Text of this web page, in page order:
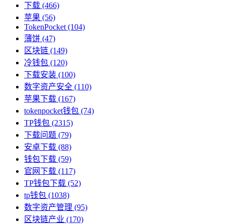
下载 (466)
苹果 (56)
TokenPocket (104)
薄饼 (47)
区块链 (149)
冷钱包 (120)
下载安装 (100)
数字资产安全 (110)
苹果下载 (167)
tokenpocket钱包 (74)
TP钱包 (2315)
下载问题 (79)
安卓下载 (88)
钱包下载 (59)
官网下载 (117)
TP钱包下载 (52)
tp钱包 (1038)
数字资产管理 (95)
区块链产业 (170)